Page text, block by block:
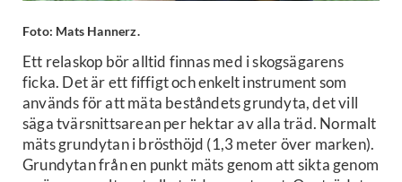
Foto: Mats Hannerz.
Ett relaskop bör alltid finnas med i skogsägarens
ficka. Det är ett fiffigt och enkelt instrument som
används för att mäta beståndets grundyta, det vill
säga tvärsnittsarean per hektar av alla träd. Normalt
mäts grundytan i brösthöjd (1,3 meter över marken).
Grundytan från en punkt mäts genom att sikta genom